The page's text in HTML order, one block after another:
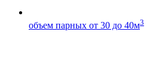
объем парных от 30 до 40м3